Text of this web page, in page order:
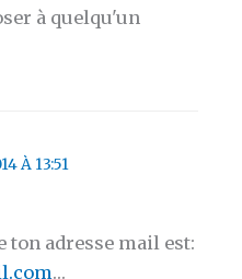
à quelqu'un
À 13:51
ton adresse mail est:
…